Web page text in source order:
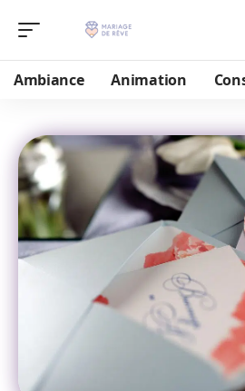
Ambiance Animation